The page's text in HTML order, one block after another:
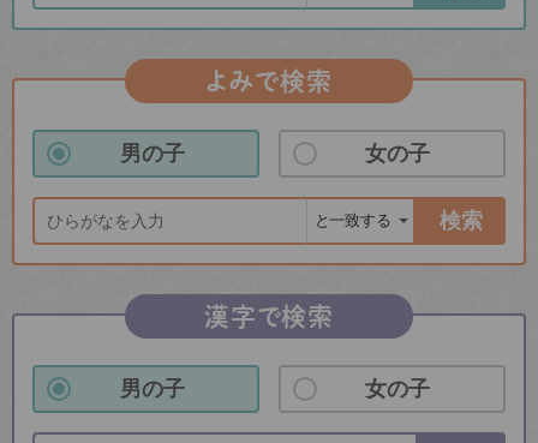
よみで検索
男の子 女の子
検索
漢字で検索
男の子 女の子